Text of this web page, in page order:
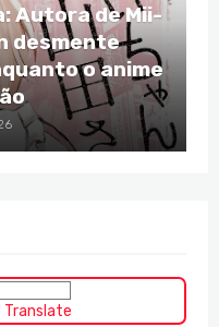
Autora de Mii-
desmente
o anime
Translate